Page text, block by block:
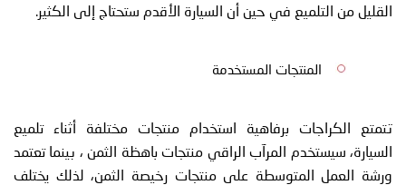
القليل من التلميع في حين أن السيارة الأقدم ستحتاج إلى الكثير.
المنتجات المستخدمة
تتمتع الكراجات برفاهية استخدام منتجات مختلفة أثناء تلميع
السيارة، سيستخدم المرآب الراقي منتجات باهظة الثمن ، بينما تعتمد
ورشة العمل المتوسطة على منتجات رخيصة الثمن، لذلك يختلف